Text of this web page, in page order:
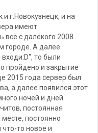
г.Новокузнецк, и на
имеют
всё с далёкого 2008
городе. А далее
то были
пройдено и закрытие
2015 года сервер был
а далее появился этот
ночей и дней.
постоянная
постоянно
то новое и